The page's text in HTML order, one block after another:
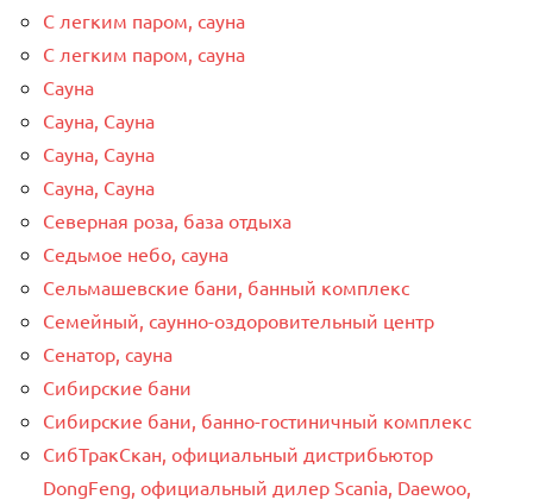
С легким паром, сауна
С легким паром, сауна
Сауна
Сауна, Сауна
Сауна, Сауна
Сауна, Сауна
Северная роза, база отдыха
Седьмое небо, сауна
Сельмашевские бани, банный комплекс
Семейный, саунно-оздоровительный центр
Сенатор, сауна
Сибирские бани
Сибирские бани, банно-гостиничный комплекс
СибТракСкан, официальный дистрибьютор
DongFeng, официальный дилер Scania, Daewoo,